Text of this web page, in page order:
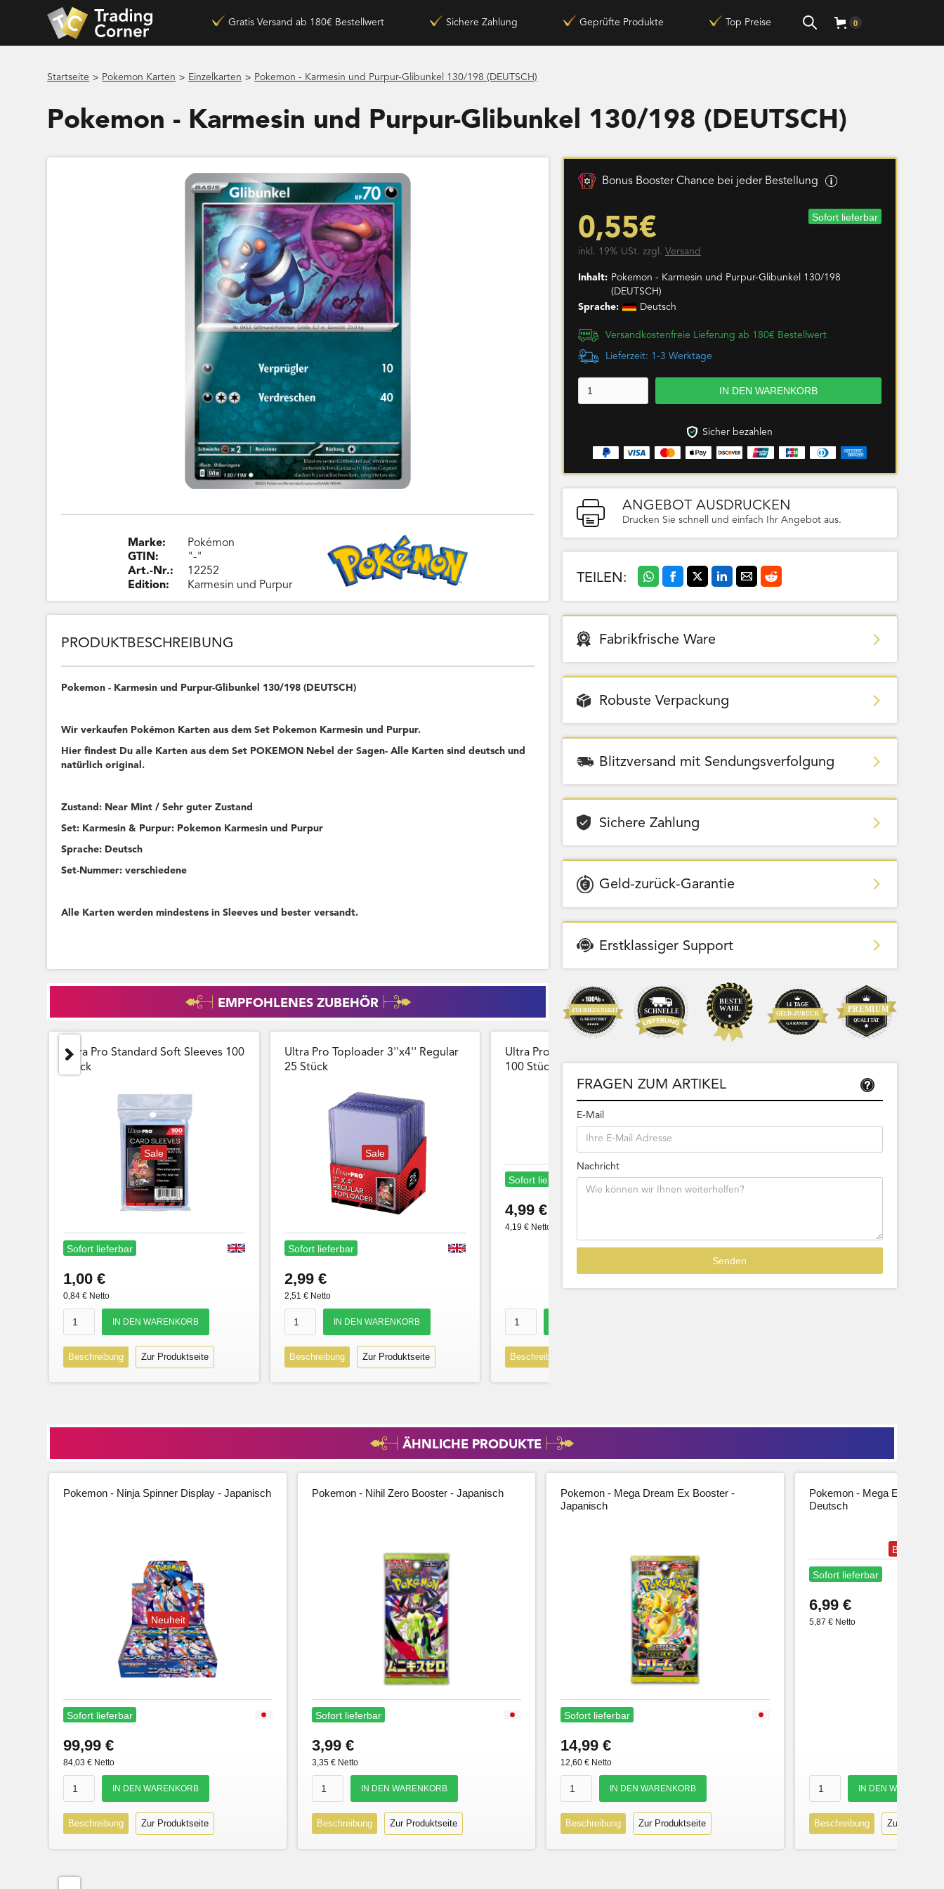
Gratis Versand ab 180€ Bestellwert Sichere Zahlung Geprüfte Produkte Top Preise 0
Startseite > Pokemon Karten > Einzelkarten > Pokemon - Karmesin und Purpur-Glibunkel 130/198 (DEUTSCH)
Pokemon - Karmesin und Purpur-Glibunkel 130/198 (DEUTSCH)
Marke:
GTIN:
Art.-Nr.:
Edition:
Pokémon
"-"
12252
Karmesin und Purpur
Bonus Booster Chance bei jeder Bestellung
0,55€ Sofort lieferbar
inkl. 19% USt. zzgl. Versand
Inhalt: Pokemon - Karmesin und Purpur-Glibunkel 130/198
(DEUTSCH)
Sprache:
Deutsch
Versandkostenfreie Lieferung ab 180€ Bestellwert
Lieferzeit: 1-3 Werktage
Sicher bezahlen
ANGEBOT AUSDRUCKEN
Drucken Sie schnell und einfach Ihr Angebot aus.
TEILEN:
PRODUKTBESCHREIBUNG
Pokemon - Karmesin und Purpur-Glibunkel 130/198 (DEUTSCH)
Wir verkaufen Pokémon Karten aus dem Set Pokemon Karmesin und Purpur.
Hier findest Du alle Karten aus dem Set POKEMON Nebel der Sagen- Alle Karten sind deutsch und
natürlich original.
Zustand: Near Mint / Sehr guter Zustand
Set: Karmesin & Purpur: Pokemon Karmesin und Purpur
Sprache: Deutsch
Set-Nummer: verschiedene
Alle Karten werden mindestens in Sleeves und bester versandt.
EMPFOHLENES ZUBEHÖR
Ultra Pro Standard Soft Sleeves 100
Stück
Sale
Sofort lieferbar
1,00 €
0,84 € Netto
Beschreibung Zur Produktseite
Ultra Pro Toploader 3''x4'' Regular
25 Stück
Sale
Sofort lieferbar
2,99 €
2,51 € Netto
Beschreibung Zur Produktseite
Ultra Pro Card Sleeves Team Bags
100 Stück Wiederverschließbar
Sofort lieferbar
4,99 €
4,19 € Netto
Beschreibung
Bestseller
Sofort lieferbar
39,99
Fabrikfrische Ware
Robuste Verpackung
Blitzversand mit Sendungsverfolgung
Sichere Zahlung
Geld-zurück-Garantie
Erstklassiger Support
FRAGEN ZUM ARTIKEL
E-Mail
Nachricht
ÄHNLICHE PRODUKTE
Pokemon - Ninja Spinner Display - Japanisch
Neuheit
Sofort lieferbar
99,99 €
84,03 € Netto
Beschreibung Zur Produktseite
Pokemon - Nihil Zero Booster - Japanisch
Sofort lieferbar
3,99 €
3,35 € Netto
Beschreibung Zur Produktseite
Pokemon - Mega Dream Ex Booster -
Japanisch
Sofort lieferbar
14,99 €
12,60 € Netto
Beschreibung Zur Produktseite
Pokemon - Mega
Deutsch
Bestseller
Sofort lieferbar
6,99 €
5,87 € Netto
Beschreibung Zur